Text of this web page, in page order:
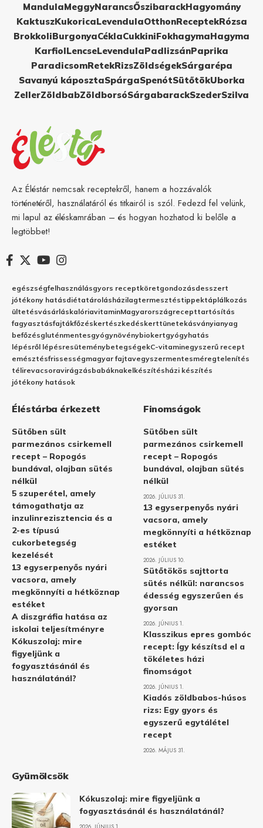
MandulaMeggyNarancsŐszibarackHagyomány
KaktuszKukoricaLevendulaOtthonReceptekRózsa
BrokkoliBurgonyaCéklaCukkiniFokhagymaHagyma
KarfiolLencseLevendulaPadlizsánPaprika
ParadicsomRetekRizsZöldségekSárgarépa
Savanyú káposztaSpárgaSpenótSütőtökUborka
ZellerZöldbabZöldborsóSárgabarackSzederSzilva
Az Éléstár nemcsak receptekről, hanem a hozzávalók
történetéről, használatáról és titkairól is szól. Fedezd fel velünk,
mi lapul az éléskamrában – és hogyan hozhatod ki belőle a
legtöbbet!
egészségfelhasználásgyors receptköretgondozásdesszert
jótékony hatásdiétatárolásházilagtermesztéstippektáplálkozás
ültetésvásárláskalóriavitaminMagyarországrecepttartósítás
fagyasztásfajtákfőzéskertészkedéskerttünetekásványianyag
befőzésgluténmentesgyógynövénybiokertgyógyhatás
lépésről lépésresüteménybetegségekC-vitaminegyszerű recept
emésztésfrissességmagyar fajtavegyszermentesméregtelenítés
télirevacsoravirágzásbabáknakelkészítésházi készítés
jótékony hatások
Éléstárba érkezett
Sütőben sült
parmezános csirkemell
recept – Ropogós
bundával, olajban sütés
nélkül
5 szuperétel, amely
támogathatja az
inzulinrezisztencia és a
2-es típusú
cukorbetegség
kezelését
13 egyserpenyős nyári
vacsora, amely
megkönnyíti a hétköznap
estéket
A diszgráfia hatása az
iskolai teljesítményre
Kókuszolaj: mire
figyeljünk a
fogyasztásánál és
használatánál?
Finomságok
Sütőben sült
parmezános csirkemell
recept – Ropogós
bundával, olajban sütés
nélkül
2026. JÚLIUS 31.
13 egyserpenyős nyári
vacsora, amely
megkönnyíti a hétköznap
estéket
2026. JÚLIUS 10.
Sütőtökös sajttorta
sütés nélkül: narancsos
édesség egyszerűen és
gyorsan
2026. JÚNIUS 1.
Klasszikus epres gombóc
recept: Így készítsd el a
tökéletes házi
finomságot
2026. JÚNIUS 1.
Kiadós zöldbabos-húsos
rizs: Egy gyors és
egyszerű egytálétel
recept
2026. MÁJUS 31.
Gyümölcsök
Kókuszolaj: mire figyeljünk a
fogyasztásánál és használatánál?